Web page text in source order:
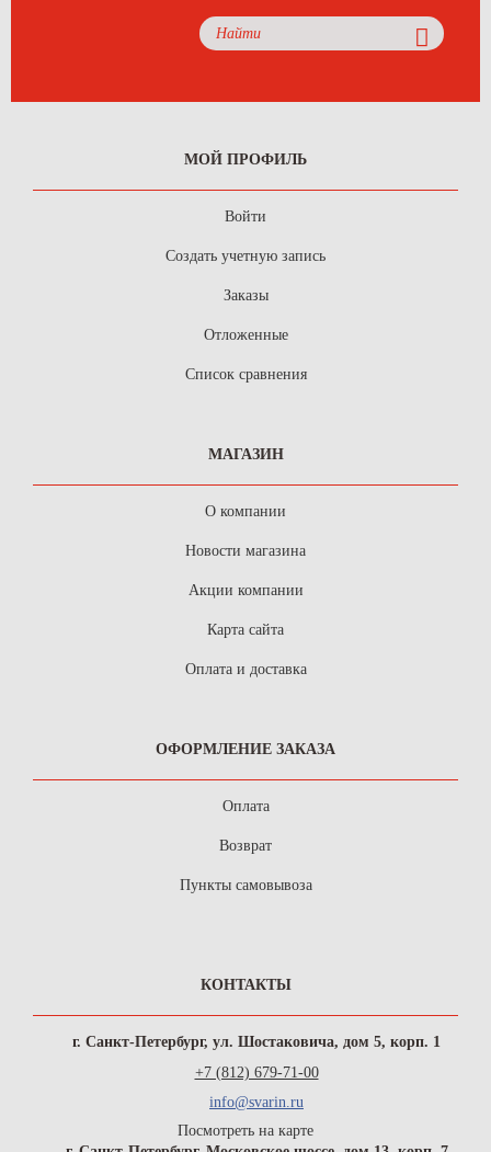
МОЙ ПРОФИЛЬ
Войти
Создать учетную запись
Заказы
Отложенные
Список сравнения
МАГАЗИН
О компании
Новости магазина
Акции компании
Карта сайта
Оплата и доставка
ОФОРМЛЕНИЕ ЗАКАЗА
Оплата
Возврат
Пункты самовывоза
КОНТАКТЫ
г. Санкт-Петербург, ул. Шостаковича, дом 5, корп. 1
+7 (812) 679-71-00
info@svarin.ru
Посмотреть на карте